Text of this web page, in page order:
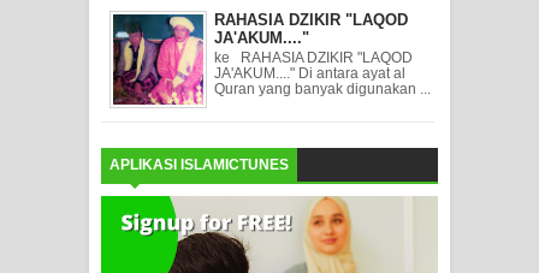
RAHASIA DZIKIR "LAQOD
JA'AKUM...."
ke RAHASIA DZIKIR "LAQOD
JA'AKUM...." Di antara ayat al
Quran yang banyak digunakan ...
APLIKASI ISLAMICTUNES